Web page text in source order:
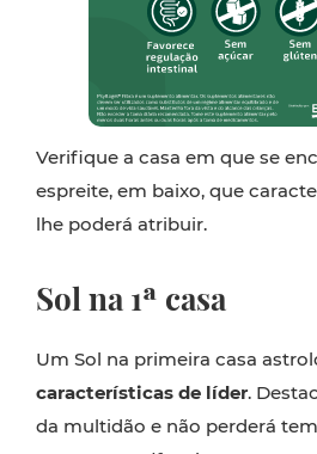
Verifique a casa em que se
espreite, em baixo, que
lhe poderá atribuir.
Sol na 1ª casa
Um Sol na primeira casa
características de líder.
da multidão e não perderá